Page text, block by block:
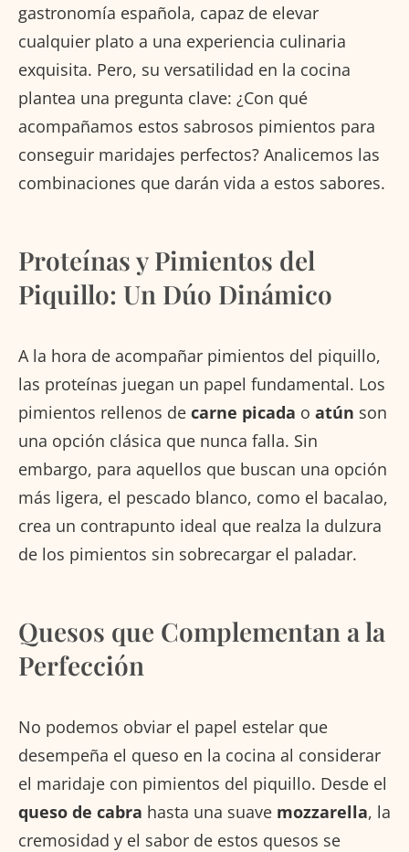
gastronomía española, capaz de elevar
cualquier plato a una experiencia culinaria
exquisita. Pero, su versatilidad en la cocina
plantea una pregunta clave: ¿Con qué
acompañamos estos sabrosos pimientos para
conseguir maridajes perfectos? Analicemos las
combinaciones que darán vida a estos sabores.
Proteínas y Pimientos del
Piquillo: Un Dúo Dinámico
A la hora de acompañar pimientos del piquillo,
las proteínas juegan un papel fundamental. Los
pimientos rellenos de carne picada o atún son
una opción clásica que nunca falla. Sin
embargo, para aquellos que buscan una opción
más ligera, el pescado blanco, como el bacalao,
crea un contrapunto ideal que realza la dulzura
de los pimientos sin sobrecargar el paladar.
Quesos que Complementan a la
Perfección
No podemos obviar el papel estelar que
desempeña el queso en la cocina al considerar
el maridaje con pimientos del piquillo. Desde el
queso de cabra hasta una suave mozzarella, la
cremosidad y el sabor de estos quesos se